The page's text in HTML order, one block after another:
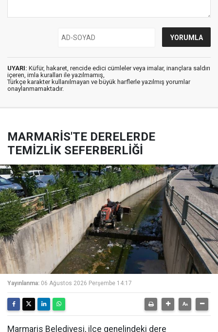
UYARI: Küfür, hakaret, rencide edici cümleler veya imalar, inançlara saldırı
içeren, imla kuralları ile yazılmamış,
Türkçe karakter kullanılmayan ve büyük harflerle yazılmış yorumlar
onaylanmamaktadır.
MARMARİS'TE DERELERDE
TEMİZLİK SEFERBERLİĞİ
Yayınlanma: 06 Ağustos 2026 Perşembe 14:17
Marmaris Belediyesi, ilçe genelindeki dere